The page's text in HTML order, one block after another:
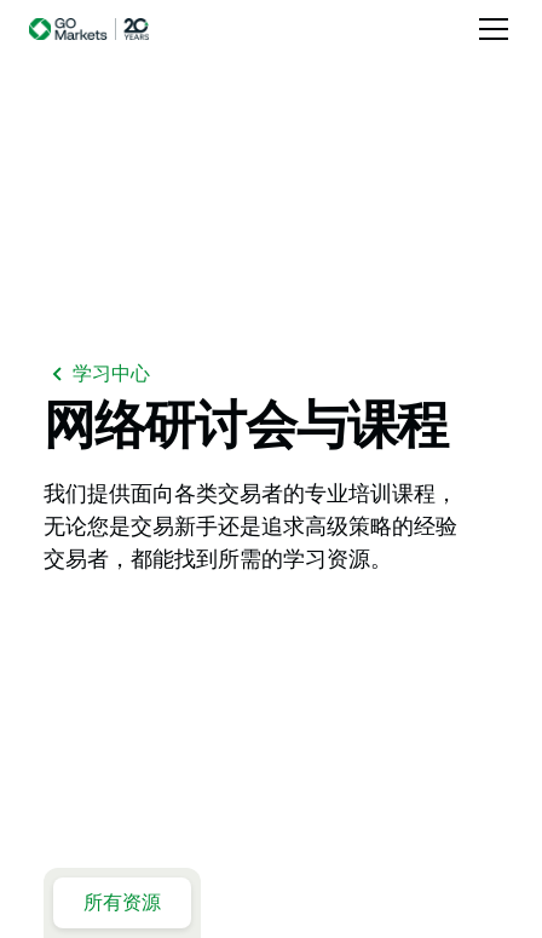
学习中心
网络研讨会与课程
我们提供面向各类交易者的专业培训课程，
无论您是交易新手还是追求高级策略的经验
交易者，都能找到所需的学习资源。
所有资源